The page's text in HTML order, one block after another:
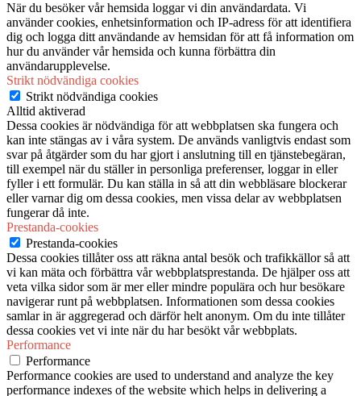
När du besöker vår hemsida loggar vi din användardata. Vi
använder cookies, enhetsinformation och IP-adress för att identifiera
dig och logga ditt användande av hemsidan för att få information om
hur du använder vår hemsida och kunna förbättra din
användarupplevelse.
Strikt nödvändiga cookies
Strikt nödvändiga cookies
Alltid aktiverad
Dessa cookies är nödvändiga för att webbplatsen ska fungera och
kan inte stängas av i våra system. De används vanligtvis endast som
svar på åtgärder som du har gjort i anslutning till en tjänstebegäran,
till exempel när du ställer in personliga preferenser, loggar in eller
fyller i ett formulär. Du kan ställa in så att din webbläsare blockerar
eller varnar dig om dessa cookies, men vissa delar av webbplatsen
fungerar då inte.
Prestanda-cookies
Prestanda-cookies
Dessa cookies tillåter oss att räkna antal besök och trafikkällor så att
vi kan mäta och förbättra vår webbplatsprestanda. De hjälper oss att
veta vilka sidor som är mer eller mindre populära och hur besökare
navigerar runt på webbplatsen. Informationen som dessa cookies
samlar in är aggregerad och därför helt anonym. Om du inte tillåter
dessa cookies vet vi inte när du har besökt vår webbplats.
Performance
Performance
Performance cookies are used to understand and analyze the key
performance indexes of the website which helps in delivering a